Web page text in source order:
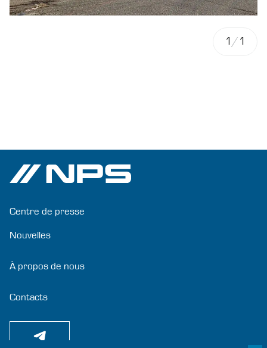
1/1
Centre de presse
Nouvelles
À propos de nous
Contacts